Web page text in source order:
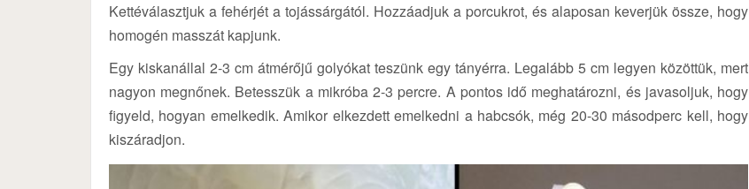
Kettéválasztjuk a fehérjét a tojássárgától. Hozzáadjuk a porcukrot, és alaposan keverjük össze, hogy
homogén masszát kapjunk.
Egy kiskanállal 2-3 cm átmérőjű golyókat teszünk egy tányérra. Legalább 5 cm legyen közöttük, mert
nagyon megnőnek. Betesszük a mikróba 2-3 percre. A pontos idő meghatározni, és javasoljuk, hogy
figyeld, hogyan emelkedik. Amikor elkezdett emelkedni a habcsók, még 20-30 másodperc kell, hogy
kiszáradjon.